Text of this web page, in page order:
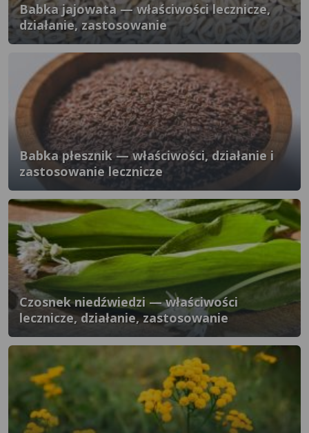
Babka jajowata — właściwości lecznicze,
działanie, zastosowanie
Babka płesznik — właściwości, działanie i
zastosowanie lecznicze
Czosnek niedźwiedzi — właściwości
lecznicze, działanie, zastosowanie